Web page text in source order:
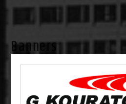
Banners